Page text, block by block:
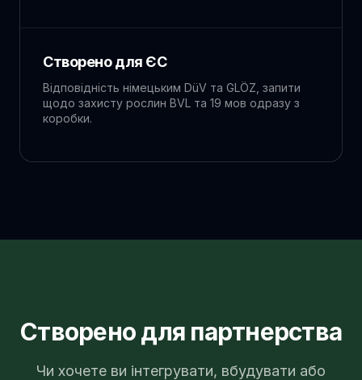
Створено для ЄС
Відповідність німецьким DüV та GLÖZ, запити
щодо захисту рослин BVL та 19 мов одразу з
коробки.
Створено для партнерства
Чи хочете ви інтегрувати, вбудувати або